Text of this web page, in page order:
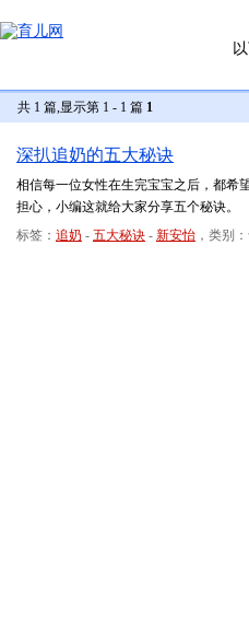
共 1 篇,显示第 1 - 1 篇 1
深扒追奶的五大秘诀
相信每一位女性在生完宝宝之后，都希
担心，小编这就给大家分享五个秘诀。
标签： 追奶 - 五大秘诀 - 新安怡 ，类别